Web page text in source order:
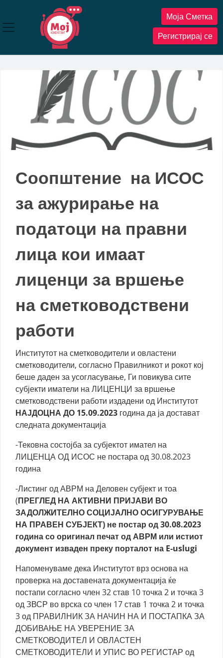
содржината
Моја Сметка
Регистрирај се
Соопштение на ИСОС
за ажурирање на
податоци на правни
лица кои имаат
лиценци за вршење
на сметководствени
работи
Институтот на сметководители и овластени
сметководители, согласно Правилникот и рокот кој
беше даден за усогласување, Ги повикува сите
субјекти иматели на ЛИЦЕНЦИ за вршење
сметководствени работи издадени од Институтот
НАЈДОЦНА ДО 15.09.2023 година да ја достават
следната документација
-Тековна состојба за субјектот имател на
ЛИЦЕНЦА ОД ИСОС не постара од 30.08.2023
година
-Листинг од АВРМ на Деловен субјект и тоа
(ПРЕГЛЕД НА АКТИВНИ ПРИЈАВИ ВО
ЗАДОЛЖИТЕЛНО СОЦИЈАЛНО ОСИГУРУВАЊЕ
НА ПРАВЕН СУБЈЕКТ) не постар од 30.08.2023
година со оригинал печат од АВРМ или истиот
документ изваден преку порталот на E-uslugi
Напоменуваме дека Институтот врз основа на
проверка на доставената документација ќе
постапи согласно член 32 став 10 точка 2 и точка 3
од ЗВСР во врска со член 17 став 1 точка 2 и точка
3 од ПРАВИЛНИК ЗА НАЧИН НА И ПОСТАПКА ЗА
ДОБИВАЊЕ НА УВЕРЕНИЕ ЗА
СМЕТКОВОДИТЕЛ И ОВЛАСТЕН
СМЕТКОВОДИТЕЛИ И УПИС ВО РЕГИСТАР од